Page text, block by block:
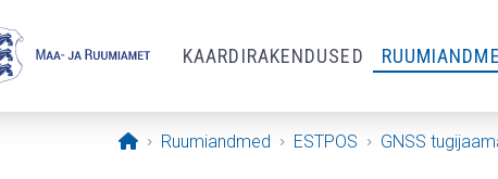
KAARDIRAKENDUSED
Avaleht
Ruumiandmed ESTPOS GNSS